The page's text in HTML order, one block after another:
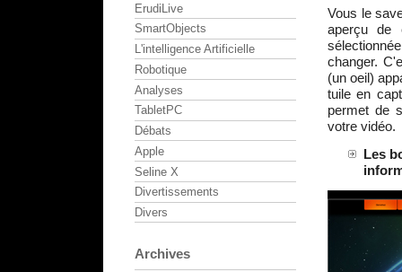
Vous le
aperçu de
changer.
(un oeil)
tuile en
permet de
votre vidéo.
Les
ErudiLive
SmartObjects
L'intelligence Artificielle
Robotique
Analyses
TabletPC
Débats
Apple
Seline X
Divertissements
Divers
Archives